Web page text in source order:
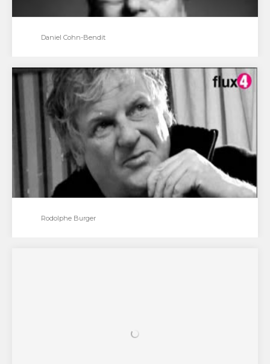
Daniel Cohn-Bendit
Par Emmanuel Abela, Olivier Legras Interview de
Daniel Cohn-Bendit pour son essai "Que faire"envoyé
par flux4_com. -…
Daniel Cohn-Bendit
Rodolphe Burger